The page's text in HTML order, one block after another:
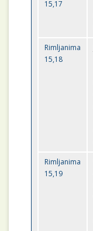
15,17
Rimljanima
15,18
Rimljanima
15,19